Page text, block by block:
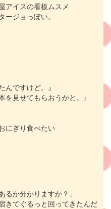
アイスの看板ムスメ
ジョっぽい。
んですけど。』
を見せてもらおうかと。』
にぎり食べたい
るか分かりますか？」
きてぐるっと回ってきたんだ